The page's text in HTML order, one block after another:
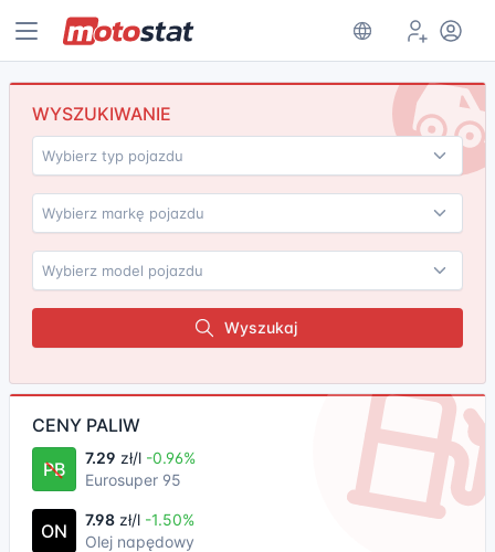
WYSZUKIWANIE
Wyszukaj
CENY PALIW
PB
7.29 zł/l -0.96%
Eurosuper 95
ON
7.98 zł/l -1.50%
Olej napędowy